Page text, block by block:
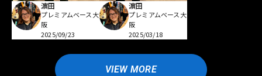
濵田
プレミアムベース大
阪
2025/09/23
濵田
プレミアムベース大
阪
2025/03/18
VIEW MORE